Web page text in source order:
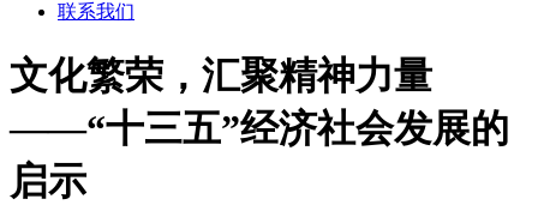
联系我们
文化繁荣，汇聚精神力量
——“十三五”经济社会发展的
启示